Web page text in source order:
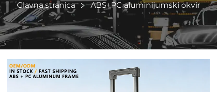
Glavna stranica ABS+PC aluminijumski okvir